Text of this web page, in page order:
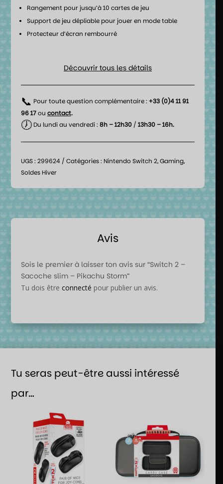
Rangement pour jusqu’à 10 cartes de jeu
Support de jeu dépliable pour jouer en mode table
Protecteur d’écran rembourré
Découvrir tous les détails
📞 Pour toute question complémentaire : +33 (0)4 11 91
96 17ou contact.
🕖Du lundi au vendredi : 8h – 12h30/ 13h30 – 16h.
UGS : 299624 Catégories : Nintendo Switch 2,Gaming,
Soldes Hiver
Avis
Sois le premier à laisser ton avis sur “Switch 2 –
Sacoche slim – Pikachu Storm”
Tu dois être connecté pour publier un avis.
Tu seras peut-être aussi intéressé
par…